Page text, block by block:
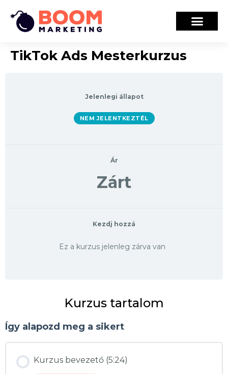
TikTok Ads Mesterkurzus
Jelenlegi állapot
NEM JELENTKEZTÉL
Ár
Zárt
Kezdj hozzá
Ez a kurzus jelenleg zárva van
Kurzus tartalom
Így alapozd meg a sikert
Kurzus bevezető (5:24)